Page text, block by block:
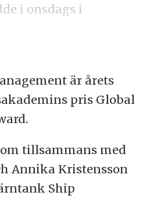
i onsdags i
är årets
pris Global
tillsammans med
Annika Kristensson
Ship